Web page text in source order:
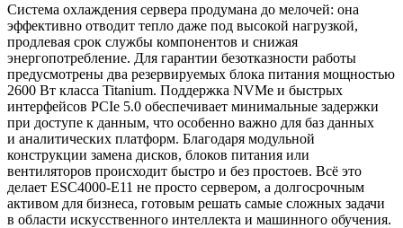
Система охлаждения сервера продумана до мелочей: она
эффективно отводит тепло даже под высокой нагрузкой,
продлевая срок службы компонентов и снижая
энергопотребление. Для гарантии безотказности работы
предусмотрены два резервируемых блока питания мощностью
2600 Вт класса Titanium. Поддержка NVMe и быстрых
интерфейсов PCIe 5.0 обеспечивает минимальные задержки
при доступе к данным, что особенно важно для баз данных
и аналитических платформ. Благодаря модульной
конструкции замена дисков, блоков питания или
вентиляторов происходит быстро и без простоев. Всё это
делает ESC4000-E11 не просто сервером, а долгосрочным
активом для бизнеса, готовым решать самые сложных задачи
в области искусственного интеллекта и машинного обучения.